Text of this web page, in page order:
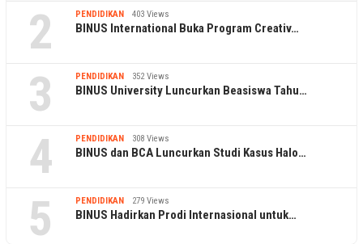
2 PENDIDIKAN 403 Views
BINUS International Buka Program Creativ…
3 PENDIDIKAN 352 Views
BINUS University Luncurkan Beasiswa Tahu…
4 PENDIDIKAN 308 Views
BINUS dan BCA Luncurkan Studi Kasus Halo…
5 PENDIDIKAN 279 Views
BINUS Hadirkan Prodi Internasional untuk…